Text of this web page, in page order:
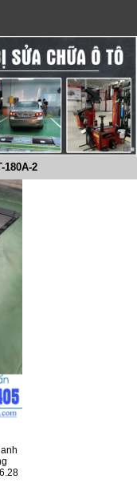
180A-2